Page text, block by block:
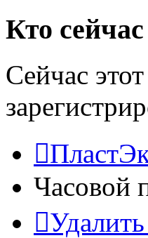
Кто
Сейчас
Часовой